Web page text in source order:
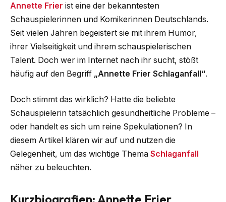
Annette Frier ist eine der bekanntesten
Schauspielerinnen und Komikerinnen Deutschlands.
Seit vielen Jahren begeistert sie mit ihrem Humor,
ihrer Vielseitigkeit und ihrem schauspielerischen
Talent. Doch wer im Internet nach ihr sucht, stößt
häufig auf den Begriff „Annette Frier Schlaganfall“.
Doch stimmt das wirklich? Hatte die beliebte
Schauspielerin tatsächlich gesundheitliche Probleme –
oder handelt es sich um reine Spekulationen? In
diesem Artikel klären wir auf und nutzen die
Gelegenheit, um das wichtige Thema Schlaganfall
näher zu beleuchten.